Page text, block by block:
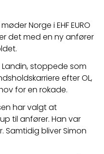
Norge i EHF EURO
det med en ny anfører
stoppede som
efter OL,
for en rokade.
har valgt at
til anfører. Han var
Samtidig bliver Simon